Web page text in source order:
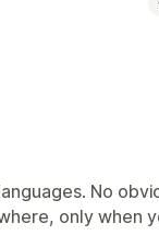
No
only when